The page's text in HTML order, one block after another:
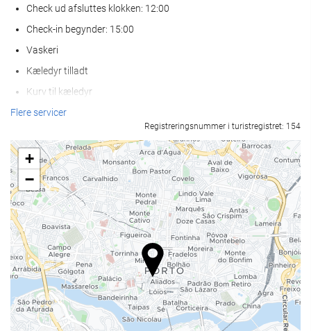
Check ud afsluttes klokken: 12:00
Check-in begynder: 15:00
Vaskeri
Kæledyr tilladt
Kurv til kæledyr
Madskåle til kæledyr
Varme
Elevator
Handikapvenlig adgang.
Ikke-ryger værelser
Rygning forbudt på alle fælles- og privatområder
Ryge område
Lydisolerede værelser
Mad og drikke
Flere servicer
Registreringsnummer i turistregistret: 154
+
−